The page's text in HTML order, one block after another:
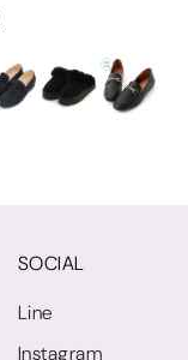
SOCIAL
Line
Instagram